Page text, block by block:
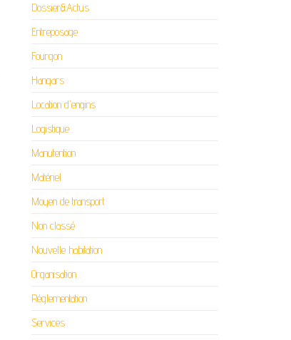
Dossier&Actus
Entreposage
Fourgon
Hangars
Location d'engins
Logistique
Manutention
Matériel
Moyen de transport
Non classé
Nouvelle habitation
Organisation
Réglementation
Services